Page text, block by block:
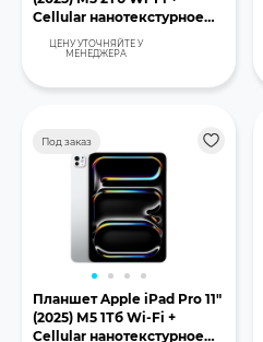
Cellular нанотекстурное
стекло серебристый
ЦЕНУ УТОЧНЯЙТЕ У
МЕНЕДЖЕРА
Под заказ
Планшет Apple iPad Pro 11"
(2025) М5 1Тб Wi-Fi +
Cellular нанотекстурное